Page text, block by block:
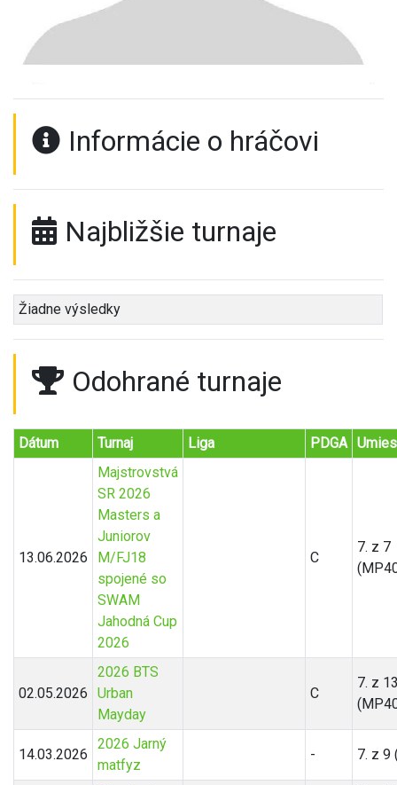
Informácie o hráčovi
Najbližšie turnaje
Žiadne výsledky
Odohrané turnaje
Dátum Turnaj Liga PDGA
13.06.2026
Majstrovstvá
SR 2026
Masters a
Juniorov
M/FJ18
spojené so
SWAM
Jahodná Cup
2026
C
7. z 7
02.05.2026
2026 BTS
Urban
Mayday
C
7. z
14.03.2026
2026 Jarný
matfyz
- 7. z 9